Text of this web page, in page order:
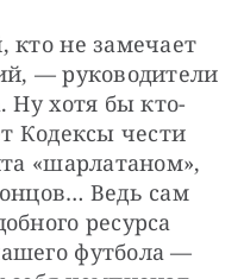
кто не замечает
— руководители
Ну хотя бы кто-
Кодексы чести
«шарлатаном»,
Ведь сам
ресурса
футбола —